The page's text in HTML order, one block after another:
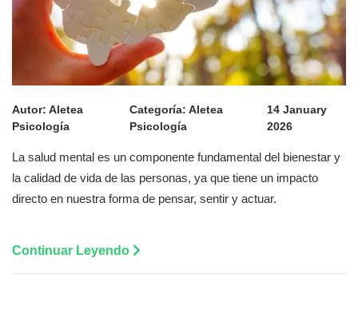
Autor: Aletea
Psicología
Categoría:Aletea
Psicología
14 January
2026
La salud mental es un componente fundamental del bienestar y
la calidad de vida de las personas, ya que tiene un impacto
directo en nuestra forma de pensar, sentir y actuar.
Continuar Leyendo